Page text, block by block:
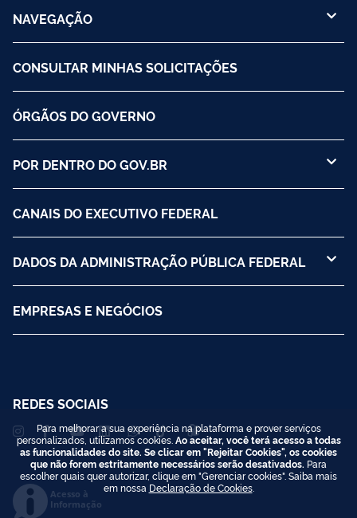
NAVEGAÇÃO
CONSULTAR MINHAS SOLICITAÇÕES
ÓRGÃOS DO GOVERNO
POR DENTRO DO GOV.BR
CANAIS DO EXECUTIVO FEDERAL
DADOS DA ADMINISTRAÇÃO PÚBLICA FEDERAL
EMPRESAS E NEGÓCIOS
REDES SOCIAIS
Acesso à
Informação
Para melhorar a sua experiência na plataforma e prover serviços
personalizados, utilizamos cookies. Ao aceitar, você terá acesso a todas
as funcionalidades do site. Se clicar em "Rejeitar Cookies", os cookies
que não forem estritamente necessários serão desativados. Para
escolher quais quer autorizar, clique em "Gerenciar cookies". Saiba mais
em nossa Declaração de Cookies.